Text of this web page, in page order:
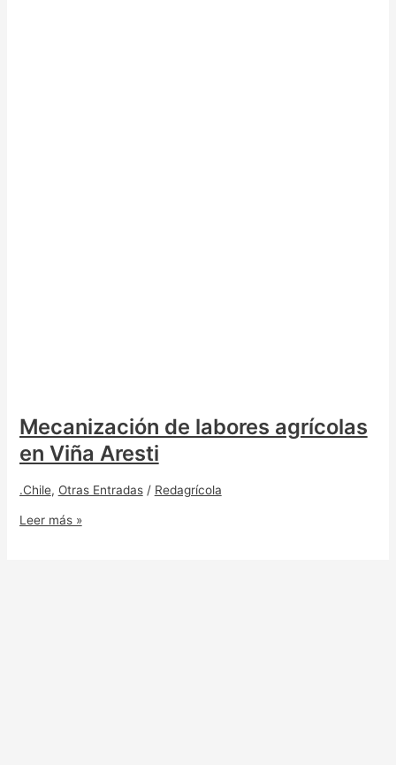
Mecanización de labores agrícolas
en Viña Aresti
.Chile, Otras Entradas/ Redagrícola
Leer más »